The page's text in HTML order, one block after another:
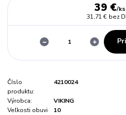
39 €/ks
31,71 € bez
Číslo
produktu:
4210024
Výrobca:
VIKING
Veľkosti obuvi
10